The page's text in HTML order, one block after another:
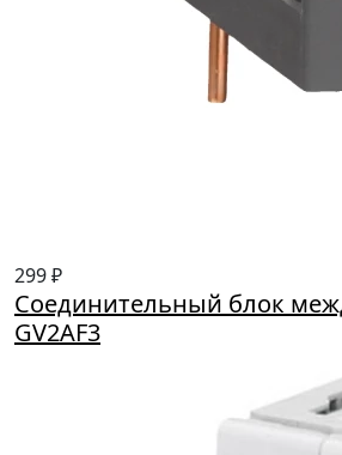
299 ₽
Соединительный блок
GV2AF3